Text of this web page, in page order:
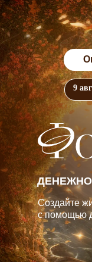
9
Создайте
с помощью